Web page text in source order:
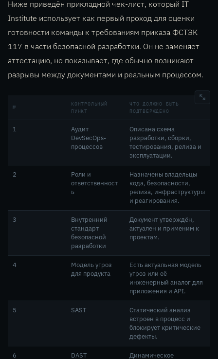
Ниже приведён прикладной чек-лист, который IT
Institute использует как первый проход для оценки
готовности команды к требованиям приказа ФСТЭК
117 в части безопасной разработки. Он не заменяет
аттестацию, но показывает, где обычно возникают
разрывы между документами и реальным процессом.
№
КОНТРОЛЬНЫЙ
ПУНКТ
ЧТО ДОЛЖНО БЫТЬ
ПОДТВЕРЖДЕНО
1
Аудит
DevSecOps-
процессов
Описана схема
разработки, сборки,
тестирования, релиза и
эксплуатации.
2
Роли и
ответственност
ь
Назначены владельцы
кода, безопасности,
релиза, инфраструктуры
и реагирования.
3
Внутренний
стандарт
безопасной
разработки
Документ утверждён,
актуален и применим к
проектам.
4
Модель угроз
для продукта
Есть актуальная модель
угроз или её
инженерный аналог для
приложения и API.
5 SAST
Статический анализ
встроен в процесс и
блокирует критические
дефекты.
6 DAST
Динамическое